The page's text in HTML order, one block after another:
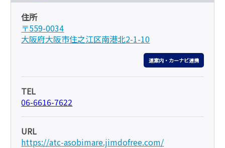
住所
〒559-0034
大阪府大阪市住之江区南港北2-1-10
道案内・カーナビ連携
TEL
06-6616-7622
URL
https://atc-asobimare.jimdofree.com/